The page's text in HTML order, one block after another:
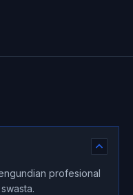
profesional